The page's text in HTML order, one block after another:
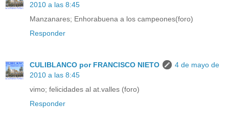
2010 a las 8:45
Manzanares; Enhorabuena a los campeones(foro)
Responder
CULIBLANCO por FRANCISCO NIETO
4 de mayo de
2010 a las 8:45
vimo; felicidades al at.valles (foro)
Responder